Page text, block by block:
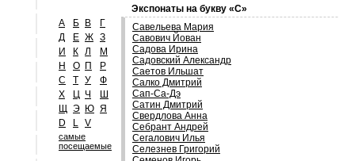
А Б В
Г
Д
Е Ж З
И
К Л
М
Н
О П
Р
С
Т У
Ф
Х
Ц Ч
Ш
Щ Э Ю Я
D
L V
самые
посещаемые
Экспонаты на букву «С»
Савельева Мария
Савович Йован
Садова Ирина
Садовский Александр
Саетов Ильшат
Салко Дмитрий
Сап-Са-Дэ
Сатин Дмитрий
Свердлова Анна
Себрант Андрей
Сегалович Илья
Селезнев Григорий